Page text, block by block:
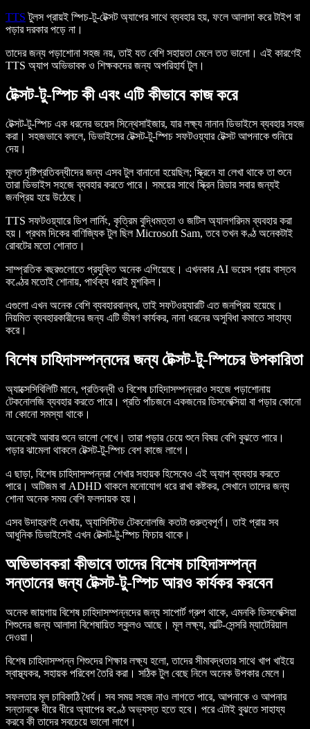
TTS টুলস প্রায়ই স্পিচ-টু-টেক্সট অ্যাপের সাথে ব্যবহার হয়, ফলে আলাদা করে টাইপ বা
পড়ার দরকার পড়ে না।
তাদের জন্য পড়াশোনা সহজ নয়, তাই যত বেশি সহায়তা মেলে তত ভালো। এই কারণেই
TTS অ্যাপ অভিভাবক ও শিক্ষকদের জন্য অপরিহার্য টুল।
টেক্সট-টু-স্পিচ কী এবং এটি কীভাবে কাজ করে
টেক্সট-টু-স্পিচ এক ধরনের ভয়েস সিন্থেসাইজার, যার লক্ষ্য নানান ডিভাইসে ব্যবহার সহজ
করা। সহজভাবে বললে, ডিভাইসের টেক্সট-টু-স্পিচ সফটওয়্যার টেক্সট আপনাকে শুনিয়ে
দেয়।
মূলত দৃষ্টিপ্রতিবন্ধীদের জন্য এসব টুল বানানো হয়েছিল; স্ক্রিনে যা লেখা থাকে তা শুনে
তারা ডিভাইস সহজে ব্যবহার করতে পারে। সময়ের সাথে স্ক্রিন রিডার সবার জন্যই
জনপ্রিয় হয়ে উঠেছে।
TTS সফটওয়্যারে ডিপ লার্নিং, কৃত্রিম বুদ্ধিমত্তা ও জটিল অ্যালগরিদম ব্যবহার করা
হয়। প্রথম দিকের বাণিজ্যিক টুল ছিল Microsoft Sam, তবে তখন কণ্ঠ অনেকটাই
রোবটের মতো শোনাত।
সাম্প্রতিক বছরগুলোতে প্রযুক্তি অনেক এগিয়েছে। এখনকার AI ভয়েস প্রায় বাস্তব
কণ্ঠের মতোই শোনায়, পার্থক্য ধরাই মুশকিল।
এগুলো এখন অনেক বেশি ব্যবহারবান্ধব, তাই সফটওয়্যারটি এত জনপ্রিয় হয়েছে।
নিয়মিত ব্যবহারকারীদের জন্য এটি ভীষণ কার্যকর, নানা ধরনের অসুবিধা কমাতে সাহায্য
করে।
বিশেষ চাহিদাসম্পন্নদের জন্য টেক্সট-টু-স্পিচের উপকারিতা
অ্যাক্সেসিবিলিটি মানে, প্রতিবন্ধী ও বিশেষ চাহিদাসম্পন্নরাও সহজে পড়াশোনায়
টেকনোলজি ব্যবহার করতে পারে। প্রতি পাঁচজনে একজনের ডিসলেক্সিয়া বা পড়ার কোনো
না কোনো সমস্যা থাকে।
অনেকেই আবার শুনে ভালো শেখে। তারা পড়ার চেয়ে শুনে বিষয় বেশি বুঝতে পারে।
পড়ার ঝামেলা থাকলে টেক্সট-টু-স্পিচ বেশ কাজে লাগে।
এ ছাড়া, বিশেষ চাহিদাসম্পন্নরা শেখার সহায়ক হিসেবেও এই অ্যাপ ব্যবহার করতে
পারে। অটিজম বা ADHD থাকলে মনোযোগ ধরে রাখা কষ্টকর, সেখানে তাদের জন্য
শোনা অনেক সময় বেশি ফলদায়ক হয়।
এসব উদাহরণই দেখায়, অ্যাসিস্টিভ টেকনোলজি কতটা গুরুত্বপূর্ণ। তাই প্রায় সব
আধুনিক ডিভাইসেই এখন টেক্সট-টু-স্পিচ ফিচার থাকে।
অভিভাবকরা কীভাবে তাদের বিশেষ চাহিদাসম্পন্ন
সন্তানের জন্য টেক্সট-টু-স্পিচ আরও কার্যকর করবেন
অনেক জায়গায় বিশেষ চাহিদাসম্পন্নদের জন্য সাপোর্ট গ্রুপ থাকে, এমনকি ডিসলেক্সিয়া
শিশুদের জন্য আলাদা বিশেষায়িত স্কুলও আছে। মূল লক্ষ্য, মাল্টি-সেন্সরি ম্যাটেরিয়াল
দেওয়া।
বিশেষ চাহিদাসম্পন্ন শিশুদের শিক্ষার লক্ষ্য হলো, তাদের সীমাবদ্ধতার সাথে খাপ খাইয়ে
স্বাস্থ্যকর, সহায়ক পরিবেশ তৈরি করা। সঠিক টুল বেছে নিলে অনেক উপকার মেলে।
সফলতার মূল চাবিকাঠি ধৈর্য। সব সময় সহজ নাও লাগতে পারে, আপনাকে ও আপনার
সন্তানকে ধীরে ধীরে অ্যাপের কণ্ঠে অভ্যস্ত হতে হবে। পরে এটাই বুঝতে সাহায্য
করবে কী তাদের সবচেয়ে ভালো লাগে।